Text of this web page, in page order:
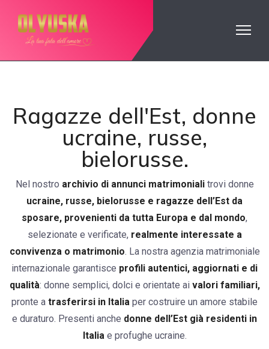
Ragazze dell'Est, donne
ucraine, russe,
bielorusse.
Nel nostro archivio di annunci matrimonialitrovi donne
ucraine, russe, bielorusse e ragazze dell’Est da
sposare, provenienti da tutta Europa e dal mondo,
selezionate e verificate, realmente interessate a
convivenza o matrimonio. La nostra agenzia matrimoniale
internazionale garantisce profili autentici, aggiornati e di
qualità: donne semplici, dolci e orientate aivalori familiari,
pronte a trasferirsi in Italia per costruire un amore stabile
e duraturo. Presenti anche donne dell’Est già residenti in
Italiae profughe ucraine.